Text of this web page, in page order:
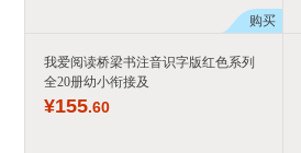
购买
我爱阅读桥梁书注音识字版红色系列
全20册幼小衔接及
¥155.60